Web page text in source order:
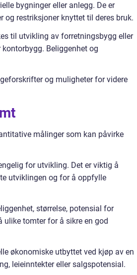
bygninger eller anlegg. De er
restriksjoner knyttet til deres bruk.
til utvikling av forretningsbygg eller
Beliggenhet og
og muligheter for videre
målinger som kan påvirke
for utvikling. Det er viktig å
utviklingen og for å oppfylle
størrelse, potensial for
ulike tomter for å sikre en god
økonomiske utbyttet ved kjøp av en
leieinntekter eller salgspotensial.